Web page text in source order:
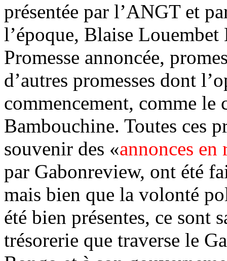
présentée par l’ANGT et
l’époque, Blaise
Promesse annoncée,
d’autres promesses dont
commencement, comme le
Bambouchine. Toutes ces
souvenir des «annonces
par Gabonreview, ont été
mais bien que la volonté
été bien présentes, ce sont
trésorerie que traverse le